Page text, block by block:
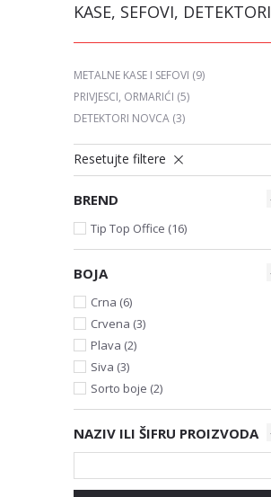
KASE, SEFOVI, DETEKTORI
METALNE KASE I SEFOVI (9)
PRIVJESCI, ORMARIĆI (5)
DETEKTORI NOVCA (3)
Resetujte filtere
BREND
Tip Top Office (16)
BOJA
Crna (6)
Crvena (3)
Plava (2)
Siva (3)
Sorto boje (2)
NAZIV ILI ŠIFRU PROIZVODA